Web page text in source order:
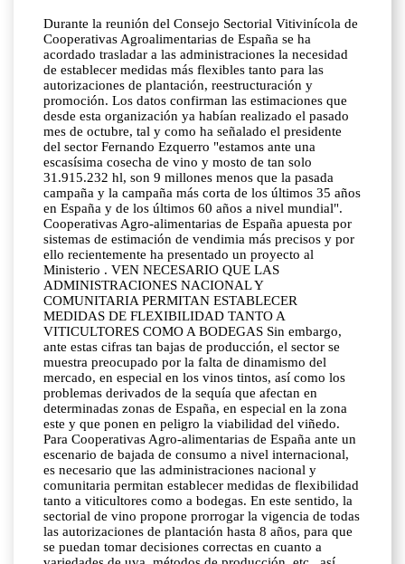
Durante la reunión del Consejo Sectorial Vitivinícola de
Cooperativas Agroalimentarias de España se ha
acordado trasladar a las administraciones la necesidad
de establecer medidas más flexibles tanto para las
autorizaciones de plantación, reestructuración y
promoción. Los datos confirman las estimaciones que
desde esta organización ya habían realizado el pasado
mes de octubre, tal y como ha señalado el presidente
del sector Fernando Ezquerro "estamos ante una
escasísima cosecha de vino y mosto de tan solo
31.915.232 hl, son 9 millones menos que la pasada
campaña y la campaña más corta de los últimos 35 años
en España y de los últimos 60 años a nivel mundial".
Cooperativas Agro-alimentarias de España apuesta por
sistemas de estimación de vendimia más precisos y por
ello recientemente ha presentado un proyecto al
Ministerio . VEN NECESARIO QUE LAS
ADMINISTRACIONES NACIONAL Y
COMUNITARIA PERMITAN ESTABLECER
MEDIDAS DE FLEXIBILIDAD TANTO A
VITICULTORES COMO A BODEGAS Sin embargo,
ante estas cifras tan bajas de producción, el sector se
muestra preocupado por la falta de dinamismo del
mercado, en especial en los vinos tintos, así como los
problemas derivados de la sequía que afectan en
determinadas zonas de España, en especial en la zona
este y que ponen en peligro la viabilidad del viñedo.
Para Cooperativas Agro-alimentarias de España ante un
escenario de bajada de consumo a nivel internacional,
es necesario que las administraciones nacional y
comunitaria permitan establecer medidas de flexibilidad
tanto a viticultores como a bodegas. En este sentido, la
sectorial de vino propone prorrogar la vigencia de todas
las autorizaciones de plantación hasta 8 años, para que
se puedan tomar decisiones correctas en cuanto a